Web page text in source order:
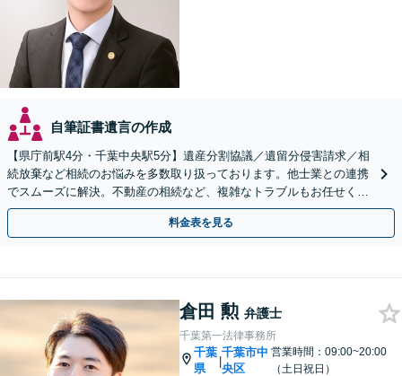
自筆証書遺言の作成
【県庁前駅4分・千葉中央駅5分】遺産分割協議／遺留分侵害請求／相
続放棄など相続のお悩みを多数取り扱っております。他士業との連携
でスムーズに解決。不動産の相続など、複雑なトラブルもお任せくだ
さい。【初回面談相談30分無料】
料金表を見る
倉田 勲 弁護士
千葉第一法律事務所
千葉
県
|
千葉市中
央区
営業時間：09:00~20:00
（土日祝日）